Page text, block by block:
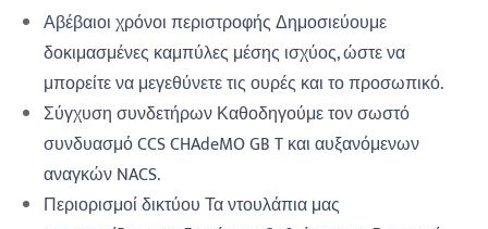
Αβέβαιοι χρόνοι περιστροφής Δημοσιεύουμε
δοκιμασμένες καμπύλες μέσης ισχύος, ώστε να
μπορείτε να μεγεθύνετε τις ουρές και το προσωπικό.
Σύγχυση συνδετήρων Καθοδηγούμε τον σωστό
συνδυασμό CCS CHAdeMO GB T και αυξανόμενων
αναγκών NACS.
Περιορισμοί δικτύου Τα ντουλάπια μας